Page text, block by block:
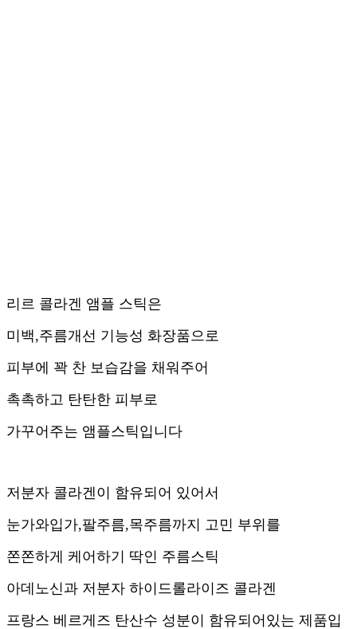
리르 콜라겐 앰플 스틱은
미백,주름개선 기능성 화장품으로
피부에 꽉 찬 보습감을 채워주어
촉촉하고 탄탄한 피부로
가꾸어주는 앰플스틱입니다
저분자 콜라겐이 함유되어 있어서
눈가와입가,팔주름,목주름까지 고민 부위를
쫀쫀하게 케어하기 딱인 주름스틱
아데노신과 저분자 하이드롤라이즈 콜라겐
프랑스 베르게즈 탄산수 성분이 함유되어있는 제품입